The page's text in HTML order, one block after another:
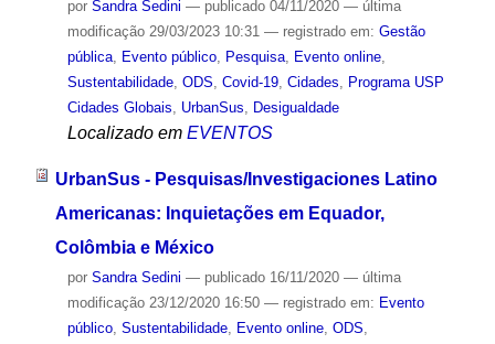
por Sandra Sedini — publicado04/11/2020 — última
modificação29/03/2023 10:31 — registrado em: Gestão
pública, Evento público, Pesquisa, Evento online,
Sustentabilidade, ODS Covid-19, Cidades
Programa USP
Cidades Globais
UrbanSus Desigualdade
Localizado em EVENTOS
UrbanSus - Pesquisas/Investigaciones Latino
Americanas: Inquietações em Equador,
Colômbia e México
por Sandra Sedini — publicado16/11/2020 — última
modificação23/12/2020 16:50 — registrado em: Evento
público, Sustentabilidade, Evento online, ODS,